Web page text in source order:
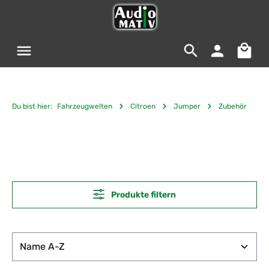
Du bist hier: Fahrzeugwelten Citroen Jumper Zubehör
Produkte filtern